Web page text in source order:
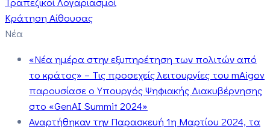
Κράτηση Αίθουσας
Νέα
«Νέα ημέρα στην εξυπηρέτηση των πολιτών από
το κράτος» – Τις προσεχείς λειτουργίες του mAigov
παρουσίασε ο Υπουργός Ψηφιακής Διακυβέρνησης
στο «GenAI Summit 2024»
Αναρτήθηκαν την Παρασκευή 1η Μαρτίου 2024, τα